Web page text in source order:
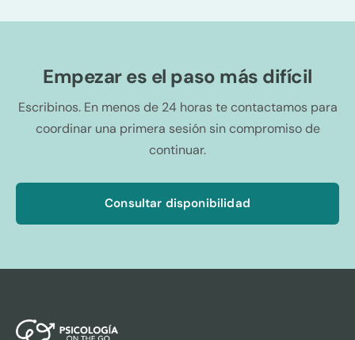
Empezar es el paso más difícil
Escribinos. En menos de 24 horas te contactamos para
coordinar una primera sesión sin compromiso de
continuar.
Consultar disponibilidad